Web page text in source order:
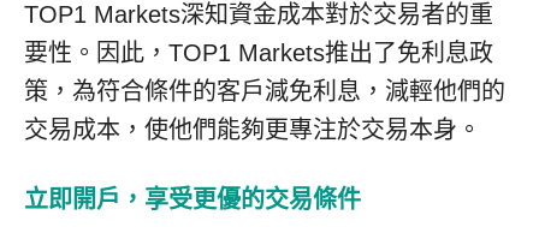
TOP1 Markets深知資金成本對於交易者的重
要性。因此， TOP1 Markets推出了免利息政
策，為符合條件的客戶減免利息，減輕他們的
交易成本，使他們能夠更專注於交易本身。
立即開戶，享受更優的交易條件